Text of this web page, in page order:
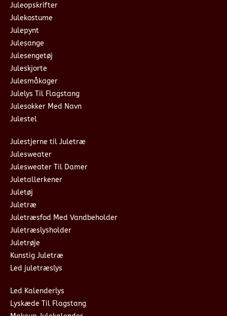
Juleopskrifter
Julekostume
Julepynt
Julesange
Julesengetøj
Juleskjorte
Julesmåkager
Julelys Til Flagstang
Julesokker Med Navn
Julestel
Julestjerne til Juletræ
Julesweater
Julesweater Til Damer
Juletallerkener
Juletøj
Juletræ
Juletræsfod Med Vandbeholder
Juletræslysholder
Juletrøje
Kunstig Juletræ
Led juletræslys
Led Kalenderlys
Lyskæde Til Flagstang